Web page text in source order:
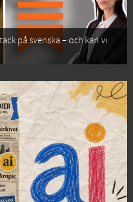
på svenska – och kan vi